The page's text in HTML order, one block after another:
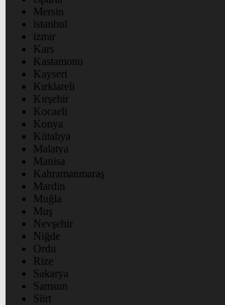
Mersin
istanbul
izmir
Kars
Kastamonu
Kayseri
Kırklareli
Kırşehir
Kocaeli
Konya
Kütahya
Malatya
Manisa
Kahramanmaraş
Mardin
Muğla
Muş
Nevşehir
Niğde
Ordu
Rize
Sakarya
Samsun
Siirt